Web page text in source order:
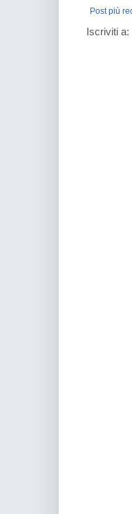
Post più
Iscriviti a: